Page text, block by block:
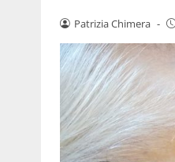
Patrizia Chimera -